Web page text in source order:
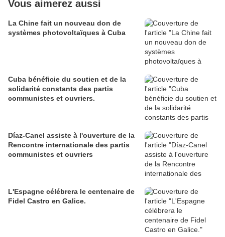
Vous aimerez aussi
La Chine fait un nouveau don de
systèmes photovoltaïques à Cuba
Cuba bénéficie du soutien et de la
solidarité constants des partis
communistes et ouvriers.
Díaz-Canel assiste à l'ouverture de la
Rencontre internationale des partis
communistes et ouvriers
L'Espagne célébrera le centenaire de
Fidel Castro en Galice.